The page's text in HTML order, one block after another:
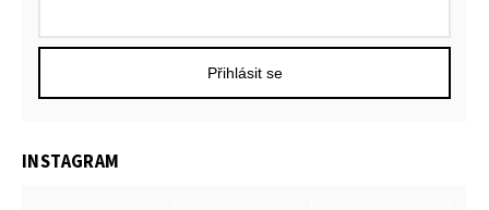
Přihlásit se
INSTAGRAM